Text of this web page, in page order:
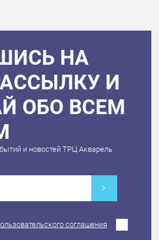
НА
И
ОБО ВСЕМ
и новостей ТРЦ Акварель
соглашения